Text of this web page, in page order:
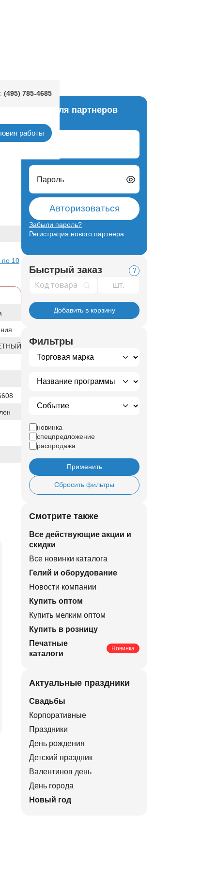
(495) 785-4685
работы
по 10
Вход для партнеров
Логин
Пароль
Авторизоваться
Забыли пароль?
Регистрация нового партнера
Быстрый заказ ?
Код товара
Добавить в корзину
Фильтры
новинка
спецпредложение
распродажа
Применить
Сбросить фильтры
Смотрите также
Все действующие акции и
скидки
Все новинки каталога
Гелий и оборудование
Новости компании
Купить оптом
Купить мелким оптом
Купить в розницу
Печатные
каталоги
Новинка
Актуальные праздники
Свадьбы
Корпоративные
Праздники
День рождения
Детский праздник
Валентинов день
День города
Новый год